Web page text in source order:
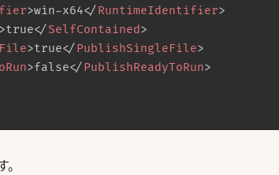
>win-x64</RuntimeIdentifier>
>true</SelfContained>
>true</PublishSingleFile>
>false</PublishReadyToRun>